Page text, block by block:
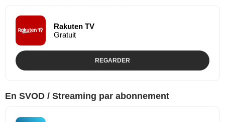
Rakuten TV
Gratuit
REGARDER
En SVOD / Streaming par abonnement